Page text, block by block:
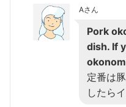
Aさん
Pork
dish. If
定番は
したら